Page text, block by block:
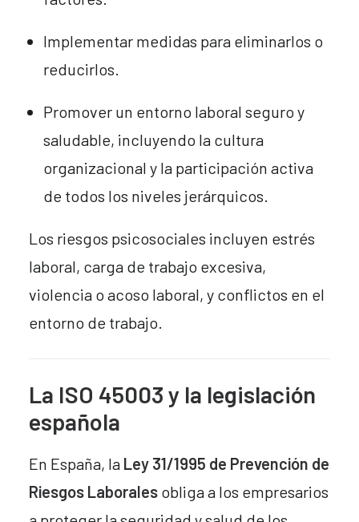
Implementar medidas para eliminarlos o
reducirlos.
Promover un entorno laboral seguro y
saludable, incluyendo la cultura
organizacional y la participación activa
de todos los niveles jerárquicos.
Los riesgos psicosociales incluyen estrés
laboral, carga de trabajo excesiva,
violencia o acoso laboral, y conflictos en el
entorno de trabajo.
La ISO 45003 y la legislación
española
En España, la Ley 31/1995 de Prevención de
Riesgos Laborales obliga a los empresarios